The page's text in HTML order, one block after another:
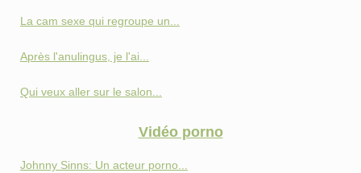
La cam sexe qui regroupe un...
Après l'anulingus, je l'ai...
Qui veux aller sur le salon...
Vidéo porno
Johnny Sinns: Un acteur porno...